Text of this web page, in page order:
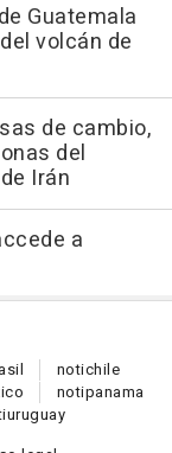
Guatemala
volcán de
de cambio,
del
Irán
a
notichile
notipanama
uruguay